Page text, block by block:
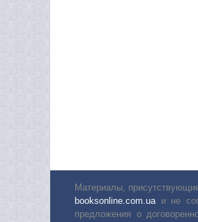
Материалы,
booksonline.com.ua и не
предложения о